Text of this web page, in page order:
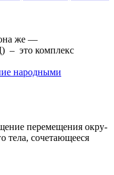
же —
– это комплекс
перемещения окру­
тела, соче­тающееся